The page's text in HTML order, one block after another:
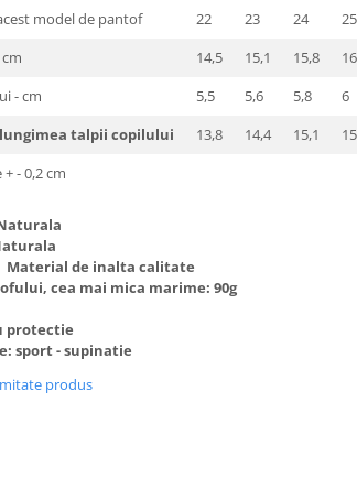
model de pantof
22 23 24 25
14,5 15,1 15,8
- cm
5,5 5,6 5,8 6
talpii copilului
13,8 14,4 15,1
- 0,2 cm
Material de inalta calitate
cea mai mica marime: 90g
protectie
sport - supinatie
produs